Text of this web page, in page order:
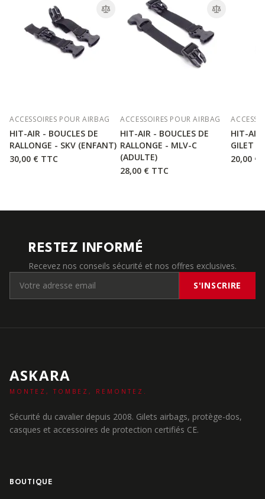
ACCESSOIRES POUR AIRBAG
HIT-AIR - BOUCLES DE
RALLONGE - SKV (ENFANT)
30,00 € TTC
ACCESSOIRES POUR AIRBAG
HIT-AIR - BOUCLES DE
RALLONGE - MLV-C
(ADULTE)
28,00 € TTC
HIT-AIR
GILET
20,00 €
RESTEZ INFORMÉ
Recevez nos conseils sécurité et nos offres exclusives.
S'INSCRIRE
ASKARA
MONTEZ, TOMBEZ, REMONTEZ.
Sécurité du cavalier depuis 2008. Gilets airbags, protège-dos,
casques et accessoires de protection certifiés CE.
BOUTIQUE